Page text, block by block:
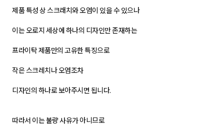
제품 특성 상 스크래치와 오염이 있을 수 있으나
이는 오로지 세상에 하나의 디자인만 존재하는
프라이탁 제품만의 고유한 특징으로
작은 스크레치나 오염조차
디자인의 하나로 보아주시면 됩니다.
따라서 이는 불량 사유가 아니므로